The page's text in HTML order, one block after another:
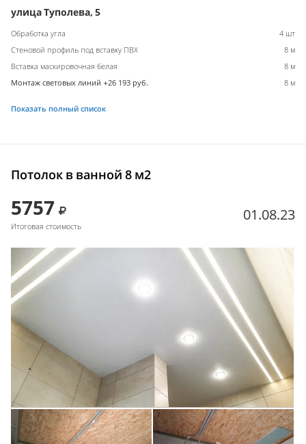
улица Туполева, 5
Обработка угла
4 шт
Стеновой профиль под вставку ПВХ
8 м
Вставка маскировочная белая
8 м
Монтаж световых линий +26 193 руб.
8 м
Показать полный список
Потолок в ванной 8 м2
5757
Итоговая стоимость
01.08.23